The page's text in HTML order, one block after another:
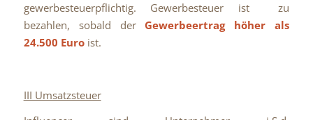
gewerbesteuerpflichtig. Gewerbesteuer ist zu
bezahlen, sobald der Gewerbeertrag höher als
24.500 Euroist.
III Umsatzsteuer